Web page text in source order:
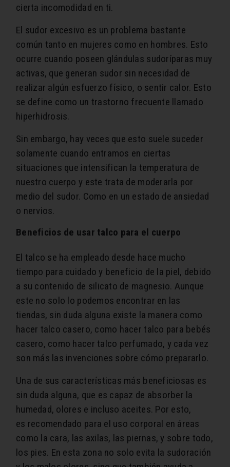
cierta incomodidad en ti.
El sudor excesivo es un problema bastante
común tanto en mujeres como en hombres. Esto
ocurre cuando poseen glándulas sudoríparas muy
activas, que generan sudor sin necesidad de
realizar algún esfuerzo físico, o sentir calor. Esto
se define como un trastorno frecuente llamado
hiperhidrosis.
Sin embargo, hay veces que esto suele suceder
solamente cuando entramos en ciertas
situaciones que intensifican la temperatura de
nuestro cuerpo y este trata de moderarla por
medio del sudor. Como en un estado de ansiedad
o nervios.
Beneficios de usar talco para el cuerpo
El talco se ha empleado desde hace mucho
tiempo para cuidado y beneficio de la piel, debido
a su contenido de silicato de magnesio. Aunque
este no solo lo podemos encontrar en las
tiendas, sin duda alguna existe la manera como
hacer talco casero, como hacer talco para bebés
casero, como hacer talco perfumado, y cada vez
son más las invenciones sobre cómo prepararlo.
Una de sus características más beneficiosas es
sin duda alguna, que es capaz de absorber la
humedad, olores e incluso aceites. Por esto,
es recomendado para el uso corporal en áreas
como la cara, las axilas, las piernas, y sobre todo,
los pies. En esta zona no solo evita la sudoración